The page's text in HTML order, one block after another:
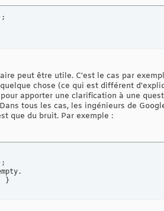
peut être utile. C'est le cas par
chose (ce qui est différent
apporter une clarification à une
tous les cas, les ingénieurs de
que du bruit. Par exemple :
}